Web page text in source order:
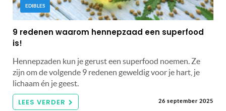
EDIBLES
9 redenen waarom hennepzaad een superfood
is!
Hennepzaden kun je gerust een superfood noemen. Ze
zijn om de volgende 9 redenen geweldig voor je hart, je
lichaam én je geest.
LEES VERDER 26 september 2025